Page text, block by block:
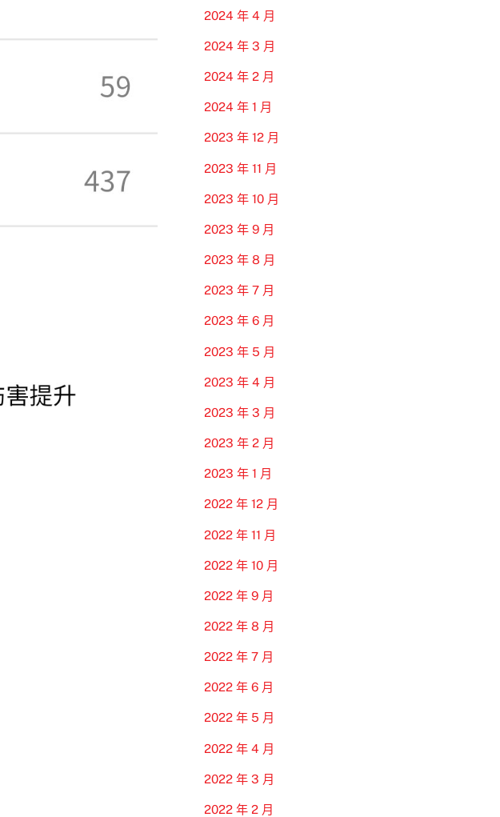
2024 年 4 月
2024 年 3 月
2024 年 2 月
2024 年 1 月
2023 年 12 月
2023 年 11 月
2023 年 10 月
2023 年 9 月
2023 年 8 月
2023 年 7 月
2023 年 6 月
2023 年 5 月
2023 年 4 月
2023 年 3 月
2023 年 2 月
2023 年 1 月
2022 年 12 月
2022 年 11 月
2022 年 10 月
2022 年 9 月
2022 年 8 月
2022 年 7 月
2022 年 6 月
2022 年 5 月
2022 年 4 月
2022 年 3 月
2022 年 2 月